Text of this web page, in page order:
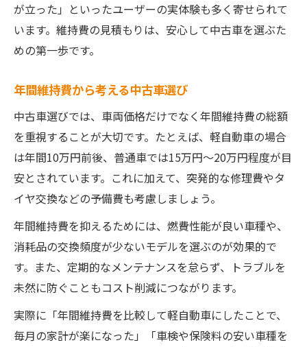
が立った」といったユーザーの実体験も多く寄せられて
います。維持費の見積もりは、安心して中古車を選ぶた
めの第一歩です。
年間維持費から考える中古車選び
中古車選びでは、車両価格だけでなく年間維持費の総額
を重視することが大切です。たとえば、軽自動車の場合
は年間10万円前後、普通車では15万円〜20万円程度が目
安とされています。これに加えて、突発的な修理費やタ
イヤ交換などの予備費も考慮しましょう。
年間維持費を抑えるためには、燃費性能が良い車種や、
消耗品の交換頻度が少ないモデルを選ぶのが効果的で
す。また、定期的なメンテナンスを怠らず、トラブルを
未然に防ぐこともコスト削減につながります。
実際に「年間維持費を比較して軽自動車にしたことで、
毎月の家計が楽になった」「車検や保険料の安い車種を